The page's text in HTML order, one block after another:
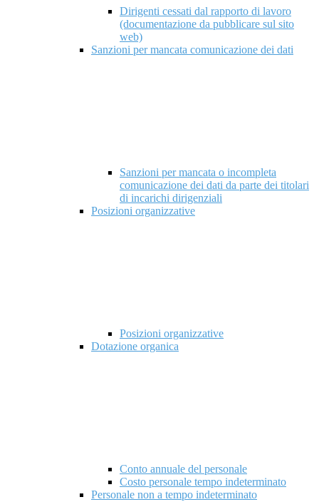
Dirigenti cessati dal rapporto di lavoro
(documentazione da pubblicare sul sito
web)
Sanzioni per mancata comunicazione dei dati
Sanzioni per mancata o incompleta
comunicazione dei dati da parte dei titolari
di incarichi dirigenziali
Posizioni organizzative
Posizioni organizzative
Dotazione organica
Conto annuale del personale
Costo personale tempo indeterminato
Personale non a tempo indeterminato